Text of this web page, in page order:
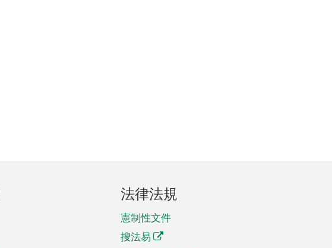
法律法規
憲制性文件
搜法易